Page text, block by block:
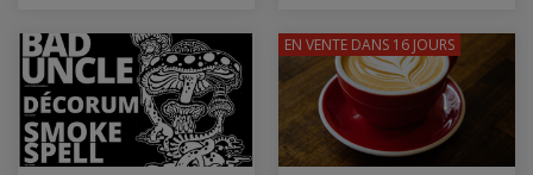
EN VENTE DANS 16 JOURS